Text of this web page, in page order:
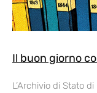
Il buon giorno
L’Archivio di Stato